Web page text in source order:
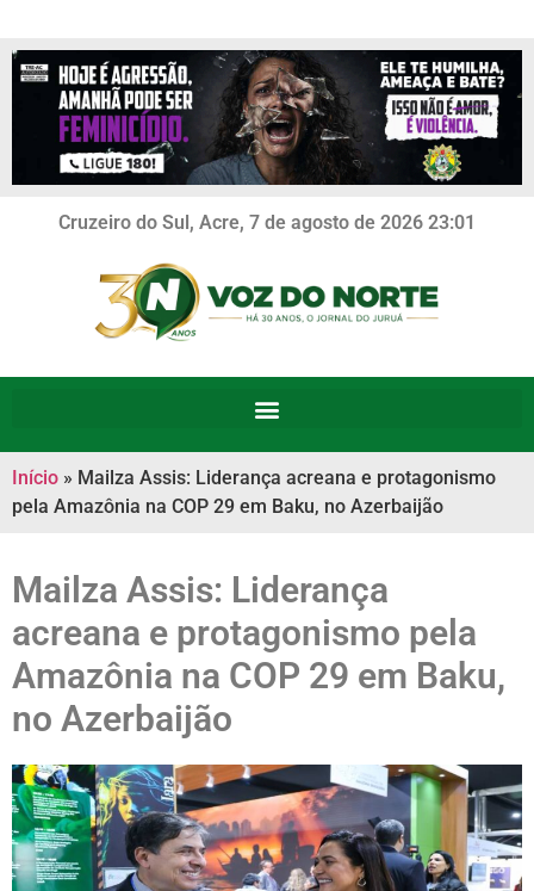
Cruzeiro do Sul, Acre, 7 de agosto de 2026 23:01
Início » Mailza Assis: Liderança acreana e protagonismo
pela Amazônia na COP 29 em Baku, no Azerbaijão
Mailza Assis: Liderança
acreana e protagonismo pela
Amazônia na COP 29 em Baku,
no Azerbaijão